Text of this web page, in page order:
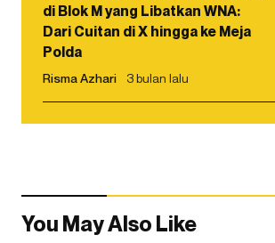
di Blok M yang Libatkan WNA:
Dari Cuitan di X hingga ke Meja
Polda
Risma Azhari 3 bulan lalu
You May Also Like